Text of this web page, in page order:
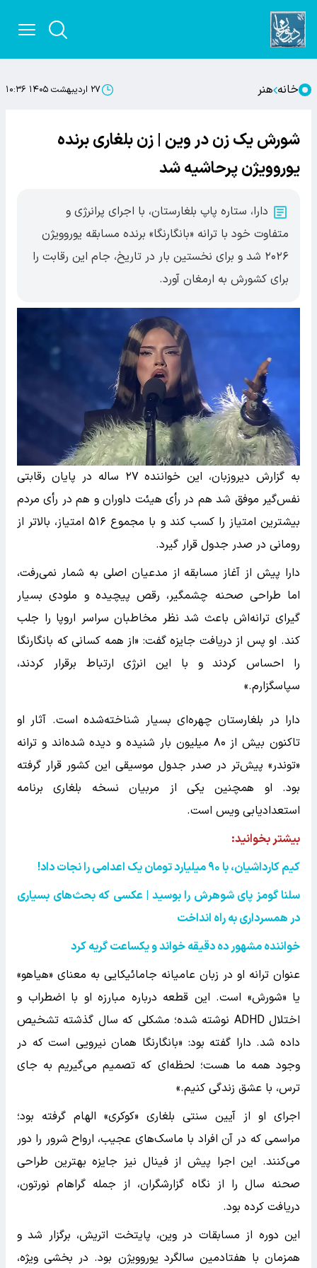
خانه هنر ۲۷ اردیبهشت ۱۴۰۵ ۱۰:۳۶
شورش یک زن در وین | زن بلغاری برنده
یوروویژن پرحاشیه شد
دارا، ستاره پاپ بلغارستان، با اجرای پرانرژی و
متفاوت خود با ترانه «بانگارنگا» برنده مسابقه یوروویژن
۲۰۲۶ شد و برای نخستین بار در تاریخ، جام این رقابت را
برای کشورش به ارمغان آورد.
به گزارش دیروزبان، این خواننده ۲۷ ساله در پایان رقابتی
نفس‌گیر موفق شد هم در رأی هیئت داوران و هم در رأی مردم
بیشترین امتیاز را کسب کند و با مجموع ۵۱۶ امتیاز، بالاتر از
رومانی در صدر جدول قرار گیرد.
دارا پیش از آغاز مسابقه از مدعیان اصلی به شمار نمی‌رفت،
اما طراحی صحنه چشمگیر، رقص پیچیده و ملودی بسیار
گیرای ترانه‌اش باعث شد نظر مخاطبان سراسر اروپا را جلب
کند. او پس از دریافت جایزه گفت: «از همه کسانی که بانگارنگا
را احساس کردند و با این انرژی ارتباط برقرار کردند،
سپاسگزارم.»
دارا در بلغارستان چهره‌ای بسیار شناخته‌شده است. آثار او
تاکنون بیش از ۸۰ میلیون بار شنیده و دیده شده‌اند و ترانه
«توندر» پیش‌تر در صدر جدول موسیقی این کشور قرار گرفته
بود. او همچنین یکی از مربیان نسخه بلغاری برنامه
استعدادیابی ویس است.
بیشتر بخوانید:
کیم کارداشیان، با۹۰میلیارد تومان یک اعدامی را نجات داد!
سلنا گومز پای شوهرش را بوسید | عکسی که بحث‌های بسیاری
در همسرداری به راه انداخت
خواننده مشهور ده دقیقه خواند و یکساعت گریه کرد
عنوان ترانه او در زبان عامیانه جامائیکایی به معنای «هیاهو»
یا «شورش» است. این قطعه درباره مبارزه او با اضطراب و
اختلال ADHD نوشته شده؛ مشکلی که سال گذشته تشخیص
داده شد. دارا گفته بود: «بانگارنگا همان نیرویی است که در
وجود همه ما هست؛ لحظه‌ای که تصمیم می‌گیریم به جای
ترس، با عشق زندگی کنیم.»
اجرای او از آیین سنتی بلغاری «کوکری» الهام گرفته بود؛
مراسمی که در آن افراد با ماسک‌های عجیب، ارواح شرور را دور
می‌کنند. این اجرا پیش از فینال نیز جایزه بهترین طراحی
صحنه سال را از نگاه گزارشگران، از جمله گراهام نورتون،
دریافت کرده بود.
این دوره از مسابقات در وین، پایتخت اتریش، برگزار شد و
همزمان با هفتادمین سالگرد یوروویژن بود. در بخشی ویژه،